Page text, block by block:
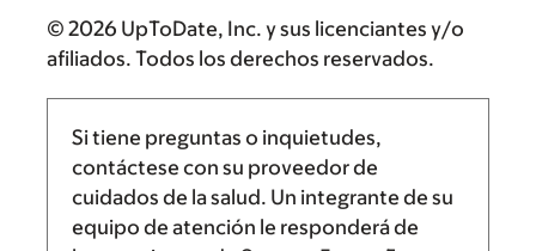
© 2026 UpToDate, Inc. y sus licenciantes y/o
afiliados. Todos los derechos reservados.
Si tiene preguntas o inquietudes,
contáctese con su proveedor de
cuidados de la salud. Un integrante de su
equipo de atención le responderá de